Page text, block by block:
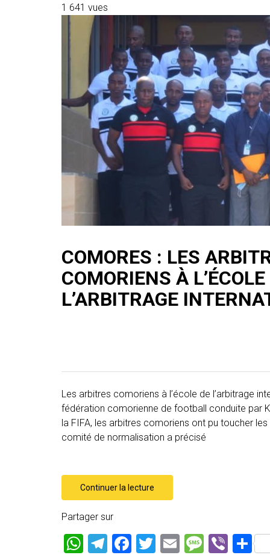
s
A
p
p
gr
m
b
o
ok
er l
a
e
g
1 641 vues
COMORES : LES
COMORIENS À L’ÉCOLE
L’ARBITRAGE
Les arbitres comoriens à l’école de l’arbitrage
fédération comorienne de football conduite par
la FIFA, les arbitres comoriens ont pu toucher
comité de normalisation a précisé
Continuer la lecture
Partager sur
W T
F
T
E
M Vi P